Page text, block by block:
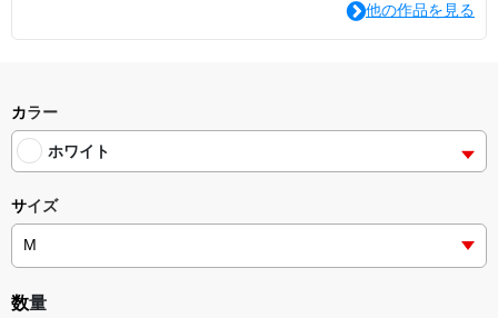
他の作品を見る
カラー
ホワイト
サイズ
数量